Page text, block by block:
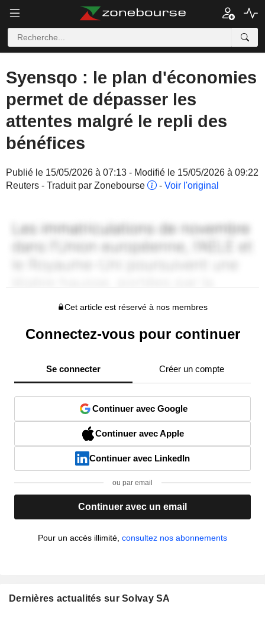
Syensqo : le plan d'économies
permet de dépasser les
attentes malgré le repli des
bénéfices
Publié le 15/05/2026 à 07:13 - Modifié le 15/05/2026 à 09:22
Reuters - Traduit par Zonebourse
- Voir l'original
Cet article est réservé à nos membres
Connectez-vous pour continuer
Se connecter Créer un compte
Continuer avec Google
Continuer avec Apple
Continuer avec LinkedIn
ou par email
Continuer avec un email
Pour un accès illimité, consultez nos abonnements
Dernières actualités sur Solvay SA